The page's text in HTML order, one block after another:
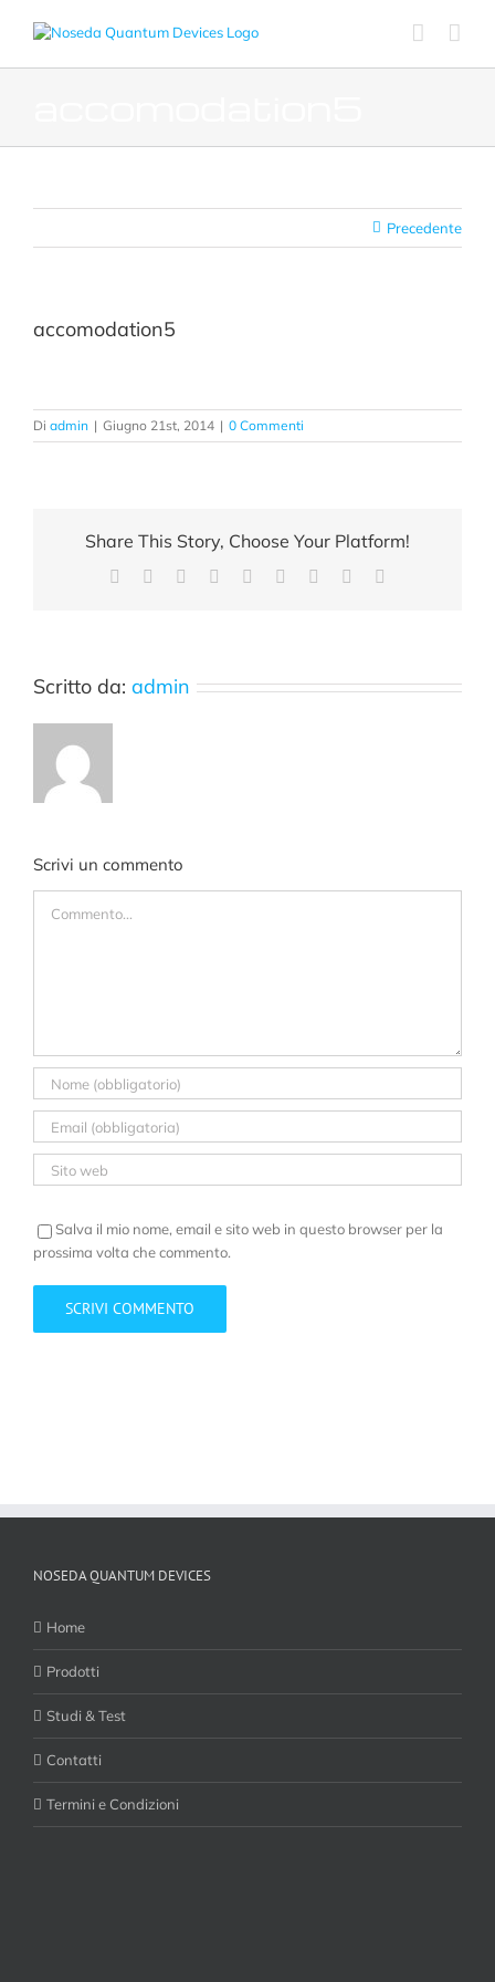
Precedente
accomodation5
Di admin | Giugno 21st, 2014 | 0 Commenti
Share This Story, Choose Your Platform!
Facebook Reddit LinkedInWhatsApp
TumblrPinterest
Scritto da: admin
Scrivi un commento
Salva il mio nome, email e sito web in questo browser per la
prossima volta che commento.
NOSEDA QUANTUM DEVICES
Home
Prodotti
Studi & Test
Contatti
Termini e Condizioni